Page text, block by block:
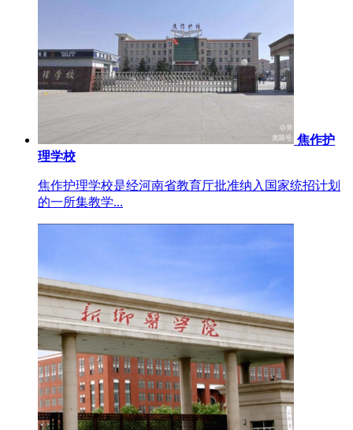
焦作护
理学校
焦作护理学校是经河南省教育厅批准纳入国家统招计划
的一所集教学...